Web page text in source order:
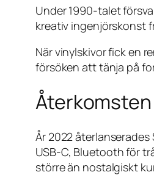
Under 1990-talet
kreativ ingenjörskonst
När vinylskivor fick en
försöken att tänja på
År 2022
USB-C, Bluetooth för
större än nostalgiskt